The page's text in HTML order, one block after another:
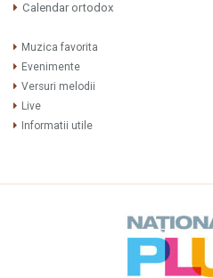
Calendar ortodox
Muzica favorita
Evenimente
Versuri melodii
Live
Informatii utile